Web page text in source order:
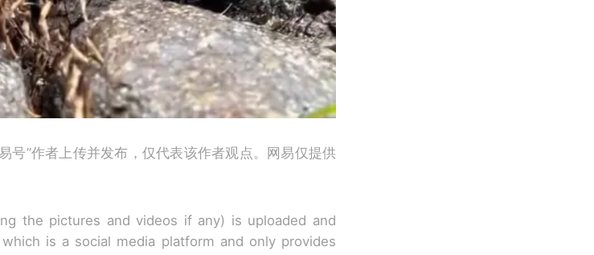
号”作者上传并发布，仅代表该作者观点。网易仅提供
the pictures and videos if any) is uploaded and
is a social media platform and only provides